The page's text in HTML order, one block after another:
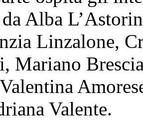
Alba
Linzalone,
Mariano
Valente.